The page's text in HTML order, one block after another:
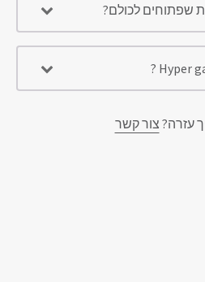
שפתוחים לכולם?
עזרה? צור קשר